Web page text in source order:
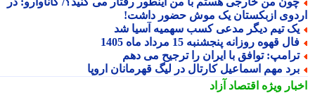
ازبکستان یک موش حضور داشت!
تیم دیگر مدعی کسب سهمیه آسیا شد
قهوه روزانه پنجشنبه 15 مرداد ماه 1405
توافق با ایران را ترجیح می دهم
مهم اسماعیل کارتال در لیگ قهرمانان اروپا
ویژهاقتصاد آزاد